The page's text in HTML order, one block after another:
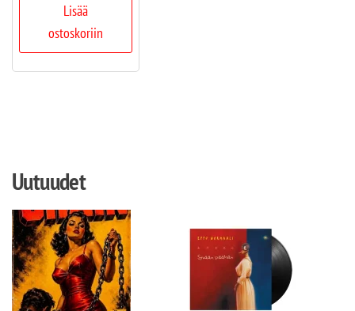
Lisää
ostoskoriin
Uutuudet